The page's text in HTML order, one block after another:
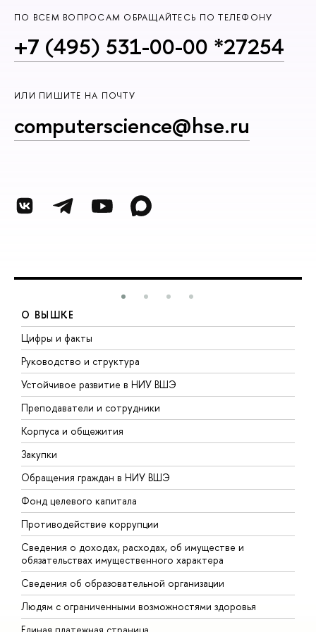
ПО ВСЕМ ВОПРОСАМ ОБРАЩАЙТЕСЬ ПО ТЕЛЕФОНУ
+7 (495) 531-00-00 *27254
ИЛИ ПИШИТЕ НА ПОЧТУ
computerscience@hse.ru
О ВЫШКЕ
Цифры и факты
Руководство и структура
Устойчивое развитие в НИУ ВШЭ
Преподаватели и сотрудники
Корпуса и общежития
Закупки
Обращения граждан в НИУ ВШЭ
Фонд целевого капитала
Противодействие коррупции
Сведения о доходах, расходах, об имуществе и
обязательствах имущественного характера
Сведения об образовательной организации
Людям с ограниченными возможностями здоровья
Единая платежная страница